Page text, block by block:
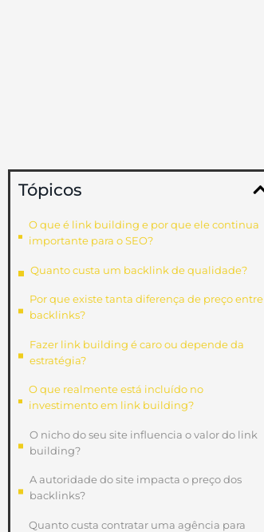
Tópicos
O que é link building e por que ele continua
importante para o SEO?
Quanto custa um backlink de qualidade?
Por que existe tanta diferença de preço entre
backlinks?
Fazer link building é caro ou depende da
estratégia?
O que realmente está incluído no
investimento em link building?
O nicho do seu site influencia o valor do link
building?
A autoridade do site impacta o preço dos
backlinks?
Quanto custa contratar uma agência para